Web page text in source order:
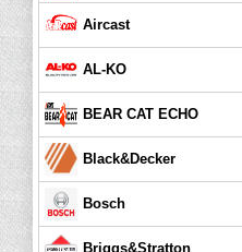
Aircast
AL-KO
BEAR CAT ECHO
Black&Decker
Bosch
Briggs&Stratton